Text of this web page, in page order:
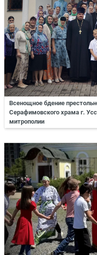
Всенощное бдение
Серафимовского храма г.
митрополии